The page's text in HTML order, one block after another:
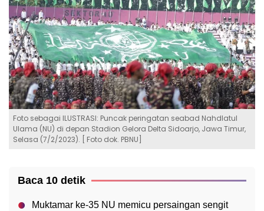
Foto sebagai ILUSTRASI: Puncak peringatan seabad Nahdlatul
Ulama (NU) di depan Stadion Gelora Delta Sidoarjo, Jawa Timur,
Selasa (7/2/2023). [ Foto dok. PBNU]
Baca 10 detik
Muktamar ke-35 NU memicu persaingan sengit